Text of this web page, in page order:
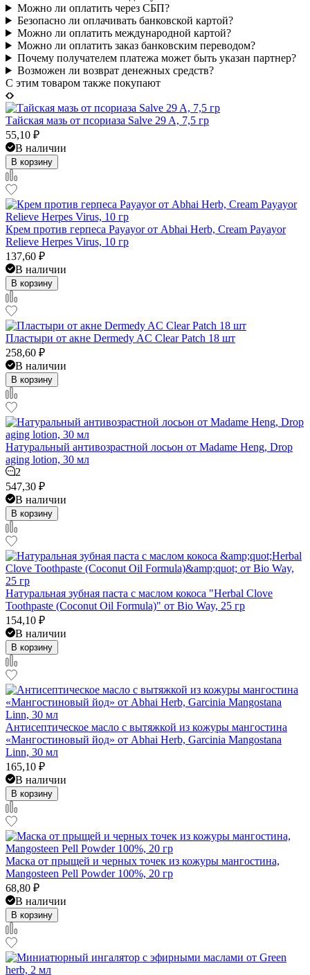
Можно ли оплатить через СБП?
Безопасно ли оплачивать банковской картой?
Можно ли оплатить международной картой?
Можно ли оплатить заказ банковским переводом?
Почему получателем платежа может быть указан партнер?
Возможен ли возврат денежных средств?
C этим товаром также покупают
Тайская мазь от псориаза Salve 29 A, 7,5 гр
55,10 ₽
В наличии
В корзину
Крем против герпеса Payayor от Abhai Herb, Cream Payayor
Relieve Herpes Virus, 10 гр
137,60 ₽
В наличии
В корзину
Пластыри от акне Dermedy AC Clear Patch 18 шт
258,60 ₽
В наличии
В корзину
Натуральный антивозрастной лосьон от Madame Heng, Drop
aging lotion, 30 мл
2
547,30 ₽
В наличии
В корзину
Натуральная зубная паста с маслом кокоса "Herbal Clove
Toothpaste (Coconut Oil Formula)" от Bio Way, 25 гр
154,10 ₽
В наличии
В корзину
Антисептическое масло с вытяжкой из кожуры мангостина
«Мангостиновый йод» от Abhai Herb, Garcinia Mangostana
Linn, 30 мл
165,10 ₽
В наличии
В корзину
Маска от прыщей и черных точек из кожуры мангостина,
Mangosteen Pell Powder 100%, 20 гр
68,80 ₽
В наличии
В корзину